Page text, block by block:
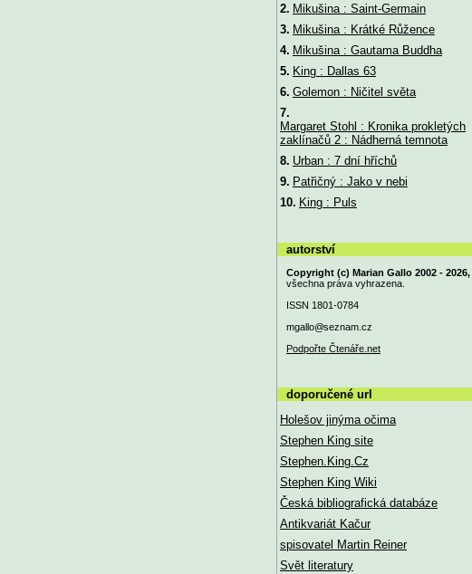
2. Mikušina : Saint-Germain
3. Mikušina : Krátké Růžence
4. Mikušina : Gautama Buddha
5. King : Dallas 63
6. Golemon : Ničitel světa
7.
Margaret Stohl : Kronika prokletých
zaklínačů 2 : Nádherná temnota
8. Urban : 7 dní hříchů
9. Patřičný : Jako v nebi
10. King : Puls
autorství
Copyright (c) Marian Gallo 2002 - 2026,
všechna práva vyhrazena.
ISSN 1801-0784
mgallo@seznam.cz
Podpořte Čtenáře.net
doporučené url
Holešov jinýma očima
Stephen King site
Stephen.King.Cz
Stephen King Wiki
Česká bibliografická databáze
Antikvariát Kačur
spisovatel Martin Reiner
Svět literatury